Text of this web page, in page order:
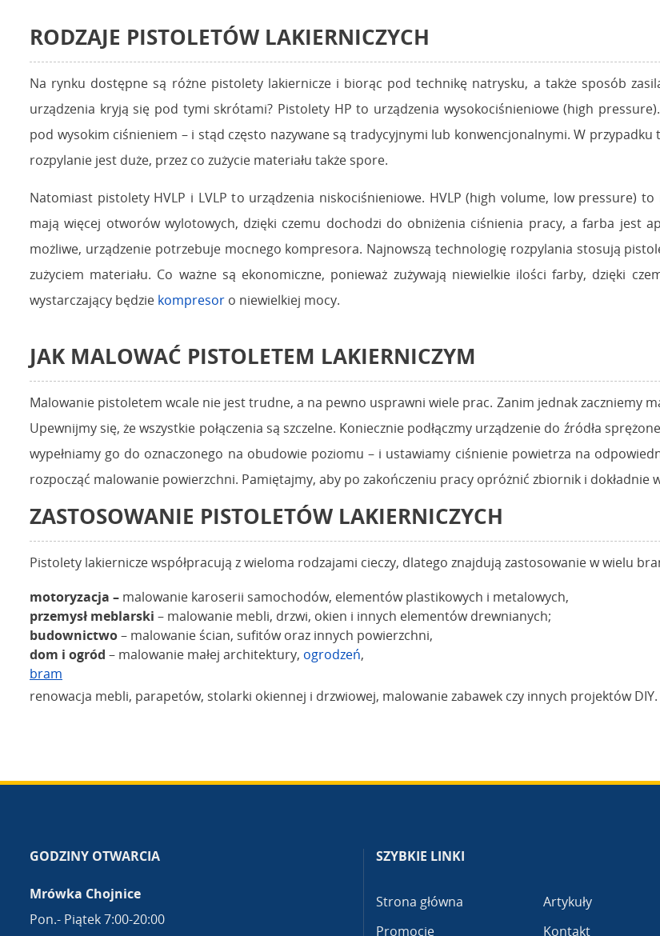
RODZAJE PISTOLETÓW LAKIERNICZYCH
Na rynku dostępne są różne pistolety lakiernicze i biorąc pod technikę natrysku, a także sposób
urządzenia kryją się pod tymi skrótami? Pistolety HP to urządzenia wysokociśnieniowe (high
pod wysokim ciśnieniem – i stąd często nazywane są tradycyjnymi lub konwencjonalnymi. W
rozpylanie jest duże, przez co zużycie materiału także spore.
Natomiast pistolety HVLP i LVLP to urządzenia niskociśnieniowe. HVLP (high volume, low pressure)
mają więcej otworów wylotowych, dzięki czemu dochodzi do obniżenia ciśnienia pracy, a farba jest
możliwe, urządzenie potrzebuje mocnego kompresora. Najnowszą technologię rozpylania stosują
zużyciem materiału. Co ważne są ekonomiczne, ponieważ zużywają niewielkie ilości farby, dzięki
wystarczający będzie kompresor o niewielkiej mocy.
JAK MALOWAĆ PISTOLETEM LAKIERNICZYM
Malowanie pistoletem wcale nie jest trudne, a na pewno usprawni wiele prac. Zanim jednak zaczniemy
Upewnijmy się, że wszystkie połączenia są szczelne. Koniecznie podłączmy urządzenie do źródła
wypełniamy go do oznaczonego na obudowie poziomu – i ustawiamy ciśnienie powietrza na
rozpocząć malowanie powierzchni. Pamiętajmy, aby po zakończeniu pracy opróżnić zbiornik i dokładnie
ZASTOSOWANIE PISTOLETÓW LAKIERNICZYCH
Pistolety lakiernicze współpracują z wieloma rodzajami cieczy, dlatego znajdują zastosowanie w wielu
motoryzacja – malowanie karoserii samochodów, elementów plastikowych i metalowych,
przemysł meblarski – malowanie mebli, drzwi, okien i innych elementów drewnianych;
budownictwo– malowanie ścian, sufitów oraz innych powierzchni,
dom i ogród – malowanie małej architektury, ogrodzeń,
bram
renowacja mebli, parapetów, stolarki okiennej i drzwiowej, malowanie zabawek czy innych projektów DIY.
GODZINY OTWARCIA
Mrówka Chojnice
Pon.- Piątek 7:00-20:00
SZYBKIE LINKI
Strona główna
Promocje
Artykuły
Kontakt